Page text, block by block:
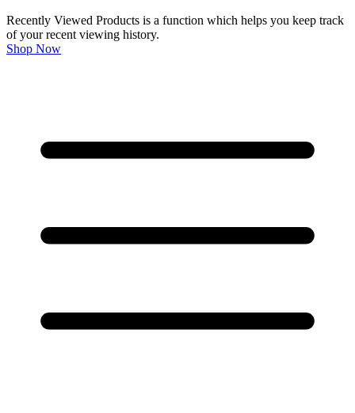
Recently Viewed Products is a function which helps you keep track
of your recent viewing history.
Shop Now